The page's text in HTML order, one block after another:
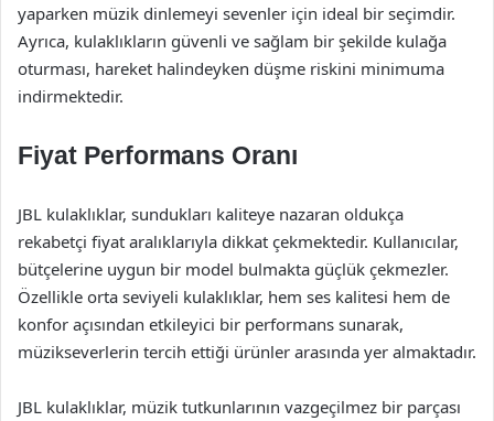
yaparken müzik dinlemeyi sevenler için ideal bir seçimdir.
Ayrıca, kulaklıkların güvenli ve sağlam bir şekilde kulağa
oturması, hareket halindeyken düşme riskini minimuma
indirmektedir.
Fiyat Performans Oranı
JBL kulaklıklar, sundukları kaliteye nazaran oldukça
rekabetçi fiyat aralıklarıyla dikkat çekmektedir. Kullanıcılar,
bütçelerine uygun bir model bulmakta güçlük çekmezler.
Özellikle orta seviyeli kulaklıklar, hem ses kalitesi hem de
konfor açısından etkileyici bir performans sunarak,
müzikseverlerin tercih ettiği ürünler arasında yer almaktadır.
JBL kulaklıklar, müzik tutkunlarının vazgeçilmez bir parçası